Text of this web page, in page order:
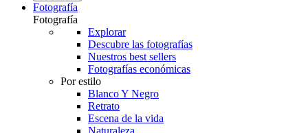
Fotografía
Fotografía
Explorar
Descubre las fotografías
Nuestros best sellers
Fotografías económicas
Por estilo
Blanco Y Negro
Retrato
Escena de la vida
Naturaleza